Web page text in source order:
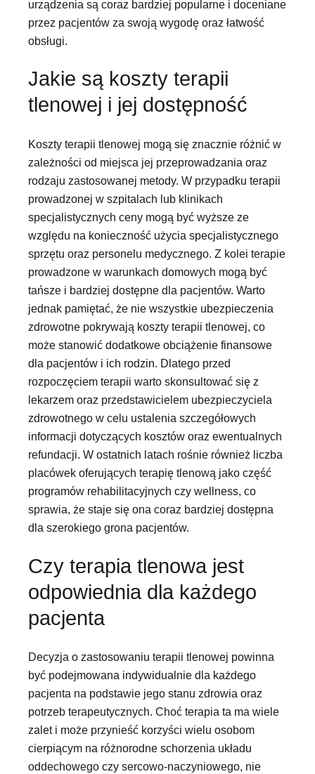
urządzenia są coraz bardziej popularne i doceniane
przez pacjentów za swoją wygodę oraz łatwość
obsługi.
Jakie są koszty terapii
tlenowej i jej dostępność
Koszty terapii tlenowej mogą się znacznie różnić w
zależności od miejsca jej przeprowadzania oraz
rodzaju zastosowanej metody. W przypadku terapii
prowadzonej w szpitalach lub klinikach
specjalistycznych ceny mogą być wyższe ze
względu na konieczność użycia specjalistycznego
sprzętu oraz personelu medycznego. Z kolei terapie
prowadzone w warunkach domowych mogą być
tańsze i bardziej dostępne dla pacjentów. Warto
jednak pamiętać, że nie wszystkie ubezpieczenia
zdrowotne pokrywają koszty terapii tlenowej, co
może stanowić dodatkowe obciążenie finansowe
dla pacjentów i ich rodzin. Dlatego przed
rozpoczęciem terapii warto skonsultować się z
lekarzem oraz przedstawicielem ubezpieczyciela
zdrowotnego w celu ustalenia szczegółowych
informacji dotyczących kosztów oraz ewentualnych
refundacji. W ostatnich latach rośnie również liczba
placówek oferujących terapię tlenową jako część
programów rehabilitacyjnych czy wellness, co
sprawia, że staje się ona coraz bardziej dostępna
dla szerokiego grona pacjentów.
Czy terapia tlenowa jest
odpowiednia dla każdego
pacjenta
Decyzja o zastosowaniu terapii tlenowej powinna
być podejmowana indywidualnie dla każdego
pacjenta na podstawie jego stanu zdrowia oraz
potrzeb terapeutycznych. Choć terapia ta ma wiele
zalet i może przynieść korzyści wielu osobom
cierpiącym na różnorodne schorzenia układu
oddechowego czy sercowo-naczyniowego, nie